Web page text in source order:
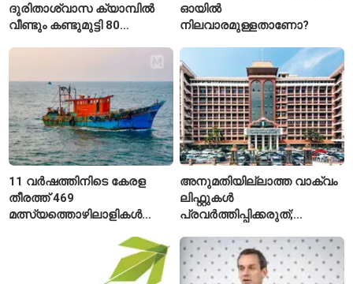
ദുരിതാശ്വാസ ക്യാമ്പിൽ
വീണ്ടും കണ്ടുമുട്ടി 80
ഓയിൽ
നിലവാരമുള്ളതാണോ?
11 വർഷത്തിനിടെ കേരള
തീരത്ത് 469
മത്സ്യത്തൊഴിലാളികൾ
കാണാതായി, 47,773 പേരെ
അനുമതിയില്ലാത്ത വാക്വം
ലിഫ്റ്റുകൾ
പ്രവർത്തിപ്പിക്കരുത്;
അനുമതിയില്ലാത്ത
ലിഫ്റ്റുകൾക്ക്
ഹൈക്കോടതിയുടെ വിലക്ക്